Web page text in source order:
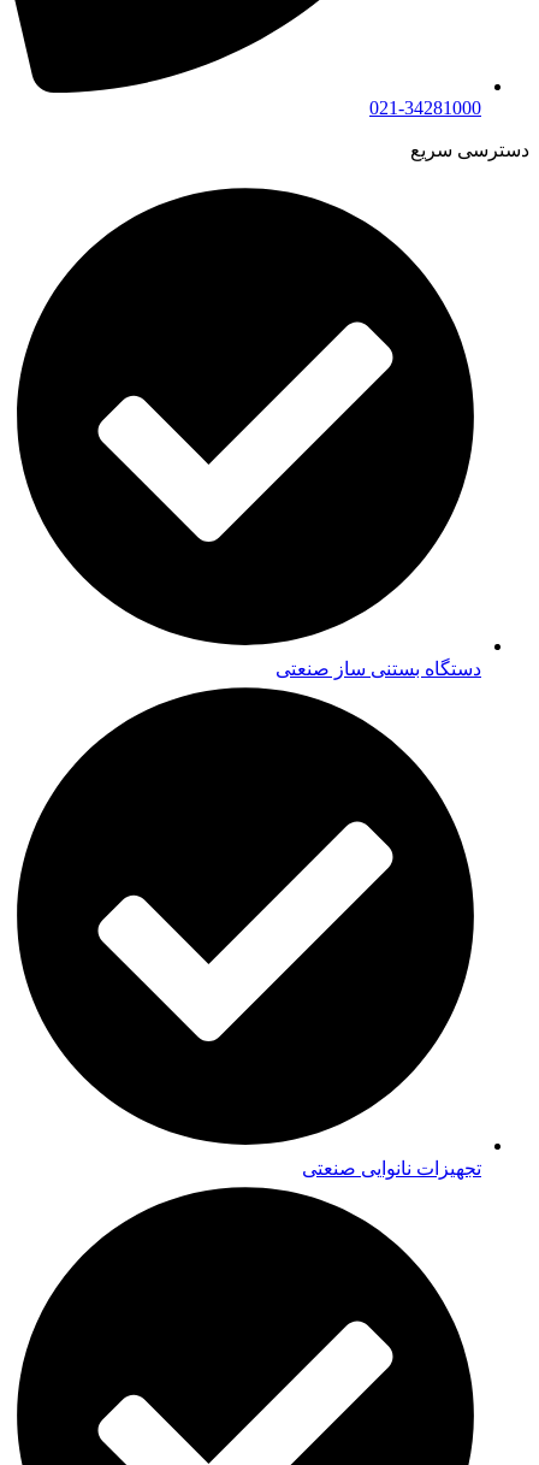
021-34281000
دسترسی سریع
دستگاه بستنی ساز صنعتی
تجهیزات نانوایی صنعتی